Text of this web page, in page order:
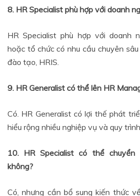
8. HR Specialist phù hợp với doanh
HR Specialist phù hợp với doanh
hoặc tổ chức có nhu cầu chuyên
đào tạo, HRIS.
9. HR Generalist có thể lên HR
Có. HR Generalist có lợi thế phát
hiểu rộng nhiều nghiệp vụ và quy
10. HR Specialist có thể chuyển
không?
Có, nhưng cần bổ sung kiến thức